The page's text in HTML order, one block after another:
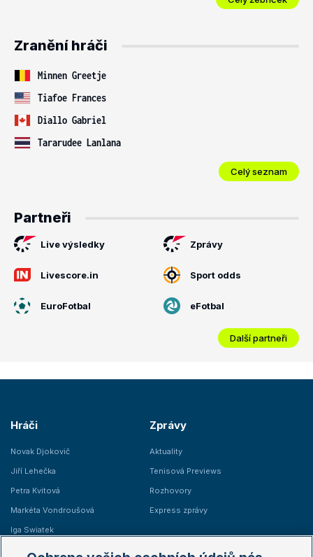
Zranění hráči
Minnen Greetje
Tiafoe Frances
Diallo Gabriel
Tararudee Lanlana
Celý seznam
Partneři
Live výsledky Zprávy
Livescore.in Sport odds
EuroFotbal eFotbal
Další partneři
Hráči
Novak Djokovič
Jiří Lehečka
Petra Kvitová
Markéta Vondroušová
Iga Swiatek
Zprávy
Aktuality
Tenisová Previews
Rozhovory
Express zprávy